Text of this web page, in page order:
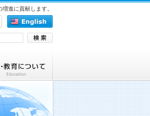
進に貢献します。